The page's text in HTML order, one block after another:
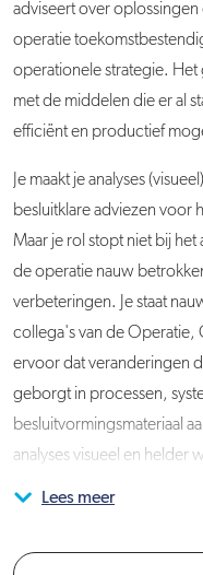
adviseert over
operatie
operationele strategie.
met de middelen die er al
efficiënt en productief
Je maakt je analyses
besluitklare adviezen voor
Maar je rol stopt niet bij het
de operatie nauw
verbeteringen. Je staat
collega's van de Operatie,
ervoor dat veranderingen
geborgt in processen,
besluitvormingsmateriaal
analyses visueel en helder
Je komt te werken in het
Teamleider en zes
Lees meer